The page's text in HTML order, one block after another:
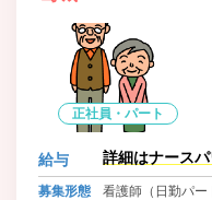
正社員・パート
給与 詳細はナース
募集形態
看護師（日勤パー